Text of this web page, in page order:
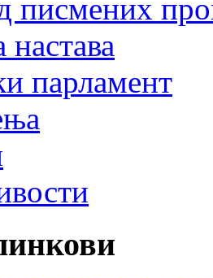
писмених
настава
парламент